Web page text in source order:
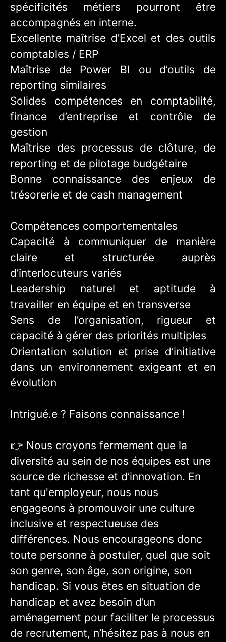
spécificités métiers pourront être
accompagnés en interne.
Excellente maîtrise d’Excel et des outils
comptables / ERP
Maîtrise de Power BI ou d’outils de
reporting similaires
Solides compétences en comptabilité,
finance d’entreprise et contrôle de
gestion
Maîtrise des processus de clôture, de
reporting et de pilotage budgétaire
Bonne connaissance des enjeux de
trésorerie et de cash management
Compétences comportementales
Capacité à communiquer de manière
claire et structurée auprès
d’interlocuteurs variés
Leadership naturel et aptitude à
travailler en équipe et en transverse
Sens de l’organisation, rigueur et
capacité à gérer des priorités multiples
Orientation solution et prise d’initiative
dans un environnement exigeant et en
évolution
Intrigué.e ? Faisons connaissance !
👉 Nous croyons fermement que la
diversité au sein de nos équipes est une
source de richesse et d’innovation. En
tant qu'employeur, nous nous
engageons à promouvoir une culture
inclusive et respectueuse des
différences. Nous encourageons donc
toute personne à postuler, quel que soit
son genre, son âge, son origine, son
handicap. Si vous êtes en situation de
handicap et avez besoin d’un
aménagement pour faciliter le processus
de recrutement, n’hésitez pas à nous en